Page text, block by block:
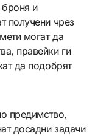
и
получени чрез
могат да
правейки ги
да подобрят
предимство,
досадни задачи